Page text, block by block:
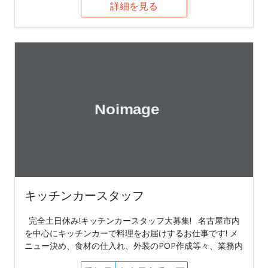
詳細を見る
キッチンカースタッフ
完全土日休み!キッチンカースタッフ大募集! 名古屋市内
を中心にキッチンカーで料理をお届けするお仕事です! メ
ニュー決め、食材の仕入れ、外装のPOP作成等々、業務内